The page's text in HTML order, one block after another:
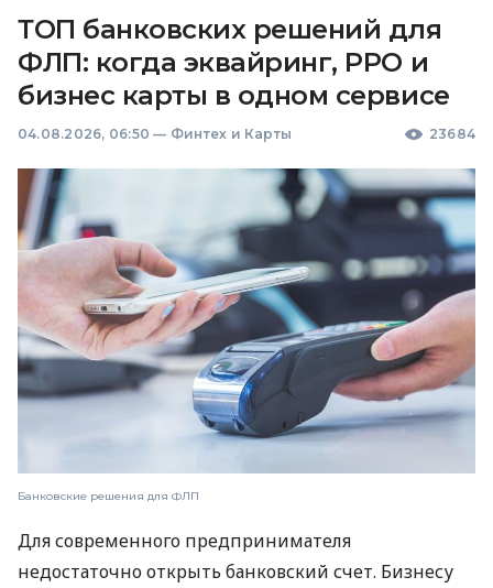
ТОП банковских решений для
ФЛП: когда эквайринг, РРО и
бизнес карты в одном сервисе
04.08.2026, 06:50 — Финтех и Карты 23684
Банковские решения для ФЛП
Для современного предпринимателя
недостаточно открыть банковский счет. Бизнесу